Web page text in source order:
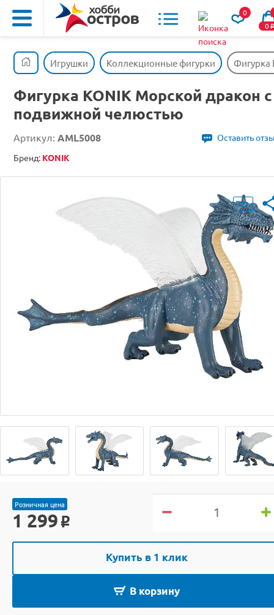
0
0o
Игрушки Коллекционные фигурки Фигурка
Фигурка KONIK Морской дракон с
подвижной челюстью
Артикул: AML5008
Оставить
Бренд: KONIK
Розничная цена
1 299 o
Купить в 1 клик
В корзину